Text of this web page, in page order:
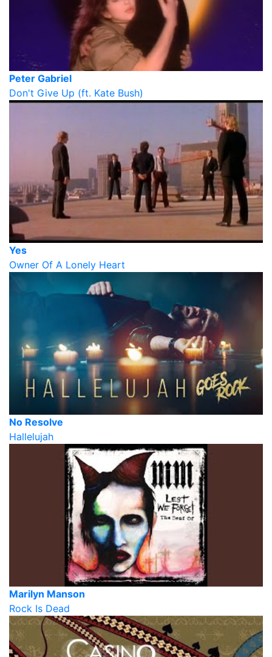
Peter Gabriel
Don't Give Up (ft. Kate Bush)
Yes
Owner Of A Lonely Heart
No Resolve
Hallelujah
Marilyn Manson
Rock Is Dead